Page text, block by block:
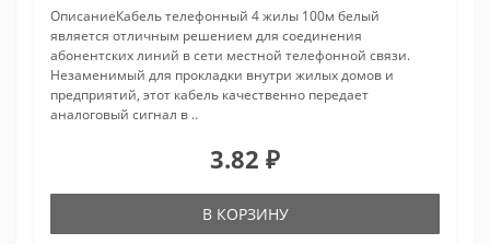
ОписаниеКабель телефонный 4 жилы 100м белый
является отличным решением для соединения
абонентских линий в сети местной телефонной связи.
Незаменимый для прокладки внутри жилых домов и
предприятий, этот кабель качественно передает
аналоговый сигнал в ..
3.82 ₽
В КОРЗИНУ